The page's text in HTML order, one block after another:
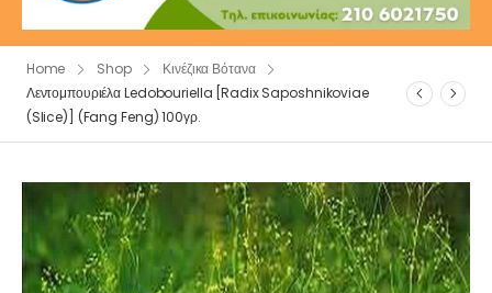
Home Shop
Κινέζικα Βότανα
Λεντομπουριέλα Ledobouriella [Radix Saposhnikoviae
(Slice)] (Fang Feng) 100γρ.